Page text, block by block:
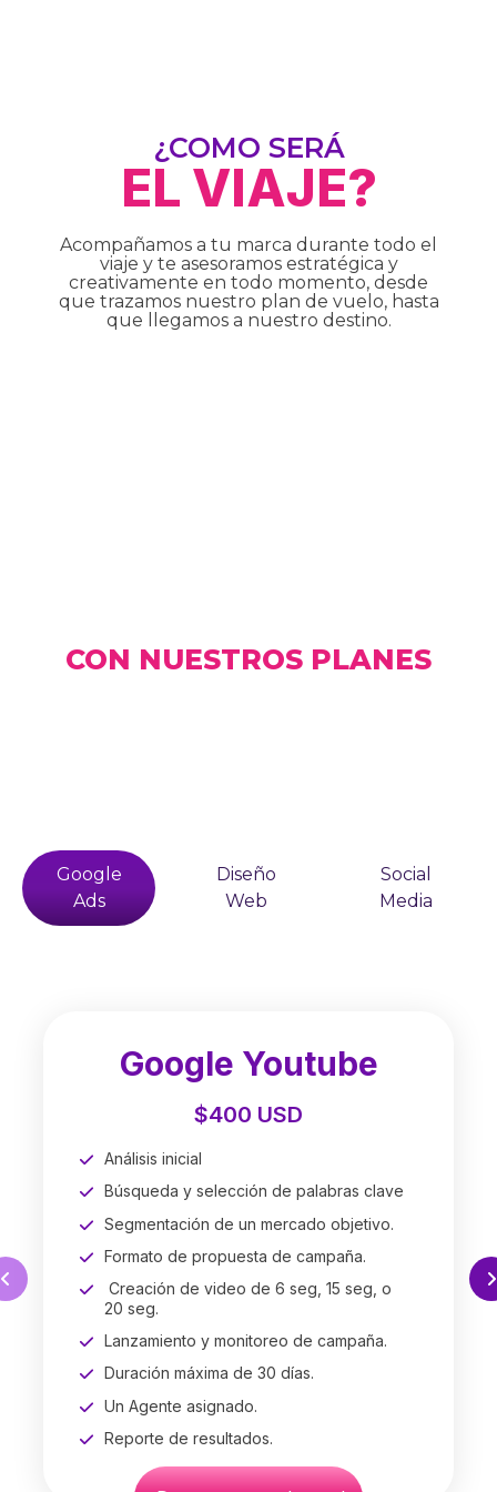
¿COMO SERÁ
EL VIAJE?
Acompañamos a tu marca durante todo el
viaje y te asesoramos estratégica y
creativamente en todo momento, desde
que trazamos nuestro plan de vuelo, hasta
que llegamos a nuestro destino.
CON NUESTROS PLANES
Google
Ads
Diseño
Web
Social
Media
Google Youtube
$400 USD
Análisis inicial
Búsqueda y selección de palabras clave
Segmentación de un mercado objetivo.
Formato de propuesta de campaña.
Creación de video de 6 seg, 15 seg, o
20 seg.
Lanzamiento y monitoreo de campaña.
Duración máxima de 30 días.
Un Agente asignado.
Reporte de resultados.